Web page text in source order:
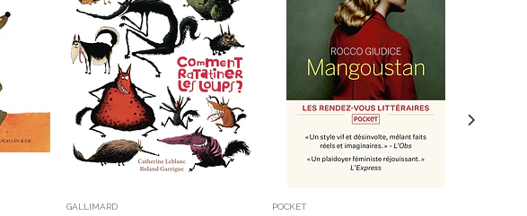
GALLIMARD POCKET